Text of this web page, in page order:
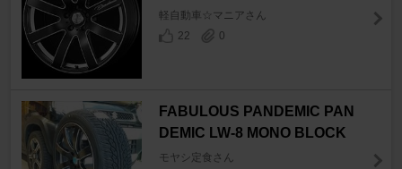
軽自動車☆マニアさん
22
0
FABULOUS PANDEMIC PAN
DEMIC LW-8 MONO BLOCK
モヤシ定食さん